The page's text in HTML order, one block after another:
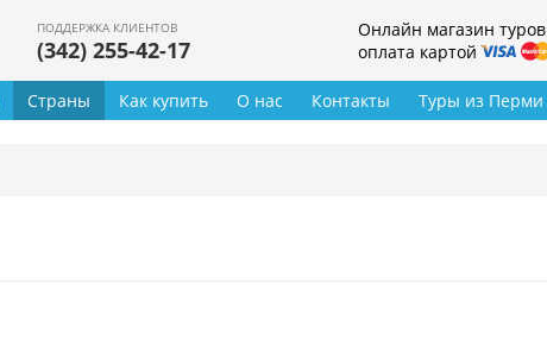
ПОДДЕРЖКА КЛИЕНТОВ
(342) 255-42-17
Онлайн магазин туров
оплата картой
Туры из Перми
Страны Как купить О нас Контакты